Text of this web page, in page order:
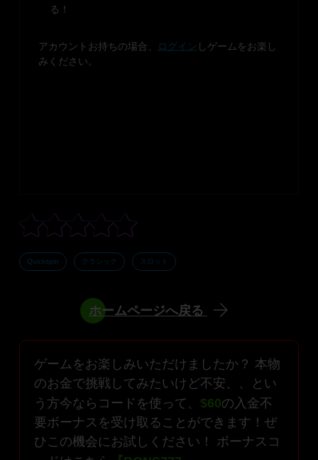
る！
アカウントお持ちの場合、 ログイン しゲームをお楽し
みください。
Quickspin クラシック スロット
ホームページへ戻る
ゲームをお楽しみいただけましたか？ 本物
のお金で挑戦してみたいけど不安、、とい
う方今ならコードを使って、 $60の入金不
要ボーナスを受け取ることができます！ぜ
ひこの機会にお試しください！ ボーナスコ